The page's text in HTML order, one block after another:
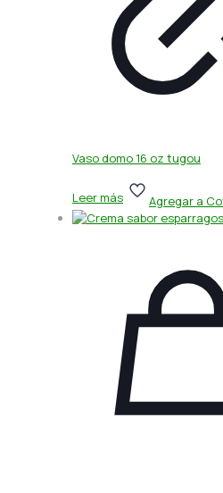
Vaso domo 16 oz tugou
Leer más Agregar a